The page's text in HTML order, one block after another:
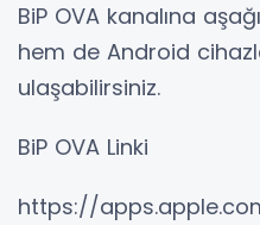
BiP OVA kanalına
hem de Android
ulaşabilirsiniz.
BiP OVA Linki
https://